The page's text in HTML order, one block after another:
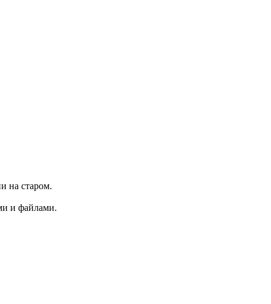
на старом.
и файлами.